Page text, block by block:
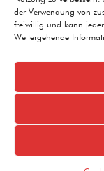
der Verwendung von
freiwillig und kann
Weitergehende
6
Alternative:
© 2024 SPD